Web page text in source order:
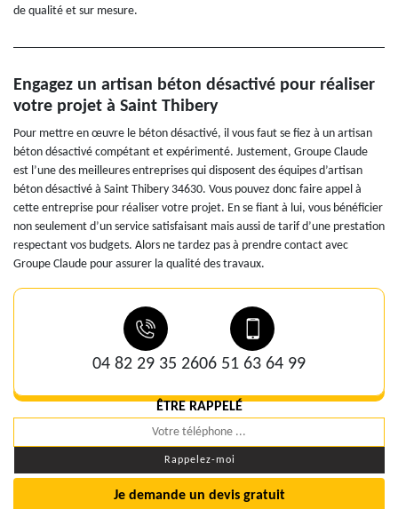
de qualité et sur mesure.
Engagez un artisan béton désactivé pour réaliser
votre projet à Saint Thibery
Pour mettre en œuvre le béton désactivé, il vous faut se fiez à un artisan
béton désactivé compétant et expérimenté. Justement, Groupe Claude
est l’une des meilleures entreprises qui disposent des équipes d’artisan
béton désactivé à Saint Thibery 34630. Vous pouvez donc faire appel à
cette entreprise pour réaliser votre projet. En se fiant à lui, vous bénéficier
non seulement d’un service satisfaisant mais aussi de tarif d’une prestation
respectant vos budgets. Alors ne tardez pas à prendre contact avec
Groupe Claude pour assurer la qualité des travaux.
04 82 29 35 2606 51 63 64 99
ÊTRE RAPPELÉ
Je demande un devis gratuit